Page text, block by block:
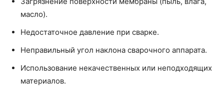
масло).
Недостаточное давление при сварке.
Неправильный угол наклона сварочного аппарата.
Использование некачественных или неподходящих
материалов.